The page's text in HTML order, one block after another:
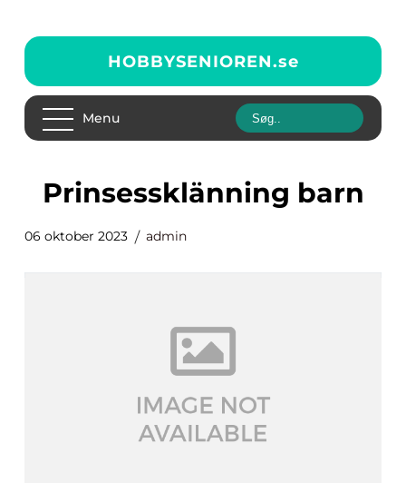
HOBBYSENIOREN.se
Menu
prinsessklänning barn
06 oktober 2023 admin